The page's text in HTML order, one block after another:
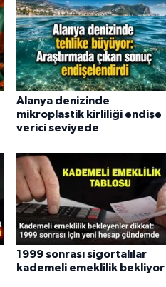
Alanya denizinde
mikroplastik kirliliği endişe
verici seviyede
1999 sonrası sigortalılar
kademeli emeklilik bekliyor